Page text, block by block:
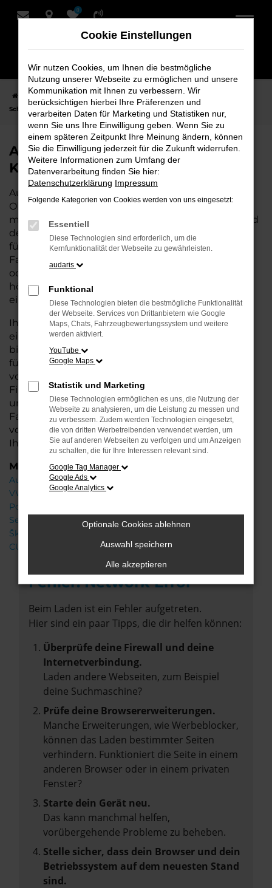
Zum
0
Startseite Oldenburg Audi Audi A6
Audi A6 Neuwagen bei
Schmidt + Koch für Oldenburg
Audi A6 Neuwagen bei Schmidt +
Koch für Oldenburg
Audi A6 ist die perfekte Wahl für alle, die für
Oldenburg einen Neuwagen suchen. Mit seiner
modernen Technik, seinem effizienten Antrieb und
dem stilvollen Design ist der A6 die ideale Lösung
für jeden, der ein zuverlässiges und komfortables
Fahrzeug möchte. Egal, ob für den Stadtverkehr
oder längere Fahrten – der A6 bietet Ihnen
höchsten Fahrkomfort, innovative Features und
eine herausragende Wirtschaftlichkeit.
Ihr Audi Autohaus in Oldenburg steht Ihnen mit
einer breiten Auswahl an Neuwagen zur Seite und
bietet Ihnen umfassende Beratung, damit Sie das
für Sie passende Fahrzeug finden. Profitieren Sie
von zusätzlichen Services wie attraktiven
Finanzierungsmöglichkeiten, Leasingangeboten
und der Inzahlungnahme Ihres aktuellen
Fahrzeugs. Besuchen Sie uns und lassen Sie sich
von unseren Experten beraten – wir freuen uns,
Ihnen den perfekten Neuwagen zu präsentieren!
Marken
Audi
VW
Porsche
Seat
Škoda
CUPRA
Fehler: Network Error
Beim Laden ist ein Fehler aufgetreten.
Hier sind ein paar Tipps, die dir helfen können:
Überprüfe deine Firewall und deine
Internetverbindung.
Laden andere Webseiten, zum Beispiel
deine Suchmaschine?
Prüfe deine Browsererweiterungen.
Manche Erweiterungen, wie Werbeblocker,
können das Laden bestimmter Seiten
verhindern. Funktioniert die Seite in einem
anderen Browser oder in einem privaten
Fenster?
Starte dein Gerät neu.
Das kann manchmal helfen,
vorübergehende Probleme zu beheben.
Stelle sicher, dass dein Browser und dein
Betriebssystem auf dem neuesten Stand
sind.
Cookie Einstellungen
Wir nutzen Cookies, um Ihnen die bestmögliche
Nutzung unserer Webseite zu ermöglichen und unsere
Kommunikation mit Ihnen zu verbessern. Wir
berücksichtigen hierbei Ihre Präferenzen und
verarbeiten Daten für Marketing und Statistiken nur,
wenn Sie uns Ihre Einwilligung geben. Wenn Sie zu
einem späteren Zeitpunkt Ihre Meinung ändern, können
Sie die Einwilligung jederzeit für die Zukunft widerrufen.
Weitere Informationen zum Umfang der
Datenverarbeitung finden Sie hier:
Datenschutzerklärung Impressum
Folgende Kategorien von Cookies werden von uns eingesetzt:
Essentiell
Diese Technologien sind erforderlich, um die
Kernfunktionalität der Webseite zu gewährleisten.
audaris
Funktional
Diese Technologien bieten die bestmögliche Funktionalität
der Webseite. Services von Drittanbietern wie Google
Maps, Chats, Fahrzeugbewertungssystem und weitere
werden aktiviert.
YouTube
Google Maps
Statistik und Marketing
Diese Technologien ermöglichen es uns, die Nutzung der
Webseite zu analysieren, um die Leistung zu messen und
zu verbessern. Zudem werden Technologien eingesetzt,
die von dritten Werbetreibenden verwendet werden, um
Sie auf anderen Webseiten zu verfolgen und um Anzeigen
zu schalten, die für Ihre Interessen relevant sind.
Google Tag Manager
Google Ads
Google Analytics
Optionale Cookies ablehnen
Auswahl speichern
Alle akzeptieren